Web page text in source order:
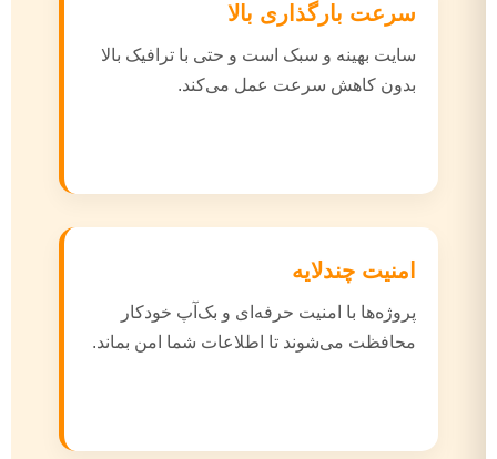
سرعت بارگذاری بالا
سایت بهینه و سبک است و حتی با ترافیک بالا
بدون کاهش سرعت عمل می‌کند.
امنیت چندلایه
پروژه‌ها با امنیت حرفه‌ای و بک‌آپ خودکار
محافظت می‌شوند تا اطلاعات شما امن بماند.